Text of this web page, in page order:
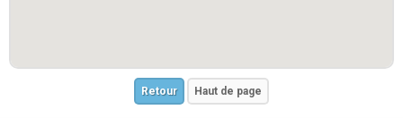
Retour Haut de page